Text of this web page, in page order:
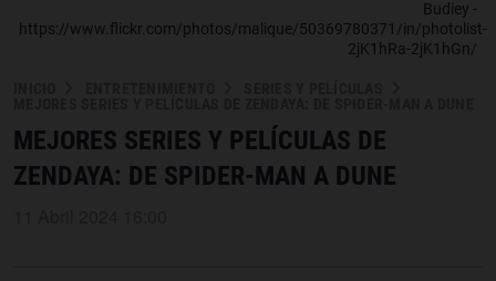
MEJORES SERIES Y PELÍCULAS DE
ZENDAYA: DE SPIDER-MAN A DUNE
Budiey -
https://www.flickr.com/photos/malique/50369780371/in/photolist-
2jK1hRa-2jK1hGn/